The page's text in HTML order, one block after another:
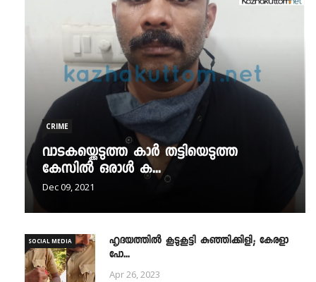
CRIME
വാടകയ്ക്കെടുത്ത കാർ തട്ടിയെടുത്ത
കേസിൽ ഒരാൾ ക...
Dec 09, 2021
SOCIAL MEDIA
ഹൃദയത്തില്‍ കൂടുകൂട്ടി കുഞ്ഞിക്കിളി; കേരളാ
പോ...
Apr 26, 2023